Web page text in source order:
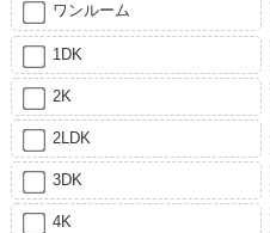
ワンルーム
1DK
2K
2LDK
3DK
4K